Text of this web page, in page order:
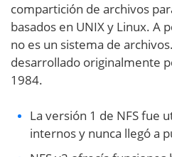
compartición de archivos
basados en UNIX y Linux. A
no es un sistema de
desarrollado originalmente
1984.
La versión 1 de NFS fue
internos y nunca llegó a